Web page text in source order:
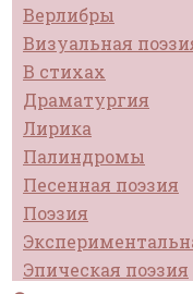
Верлибры
Визуальная
В стихах
Драматургия
Лирика
Палиндромы
Песенная поэзия
Поэзия
Эпическая поэзия